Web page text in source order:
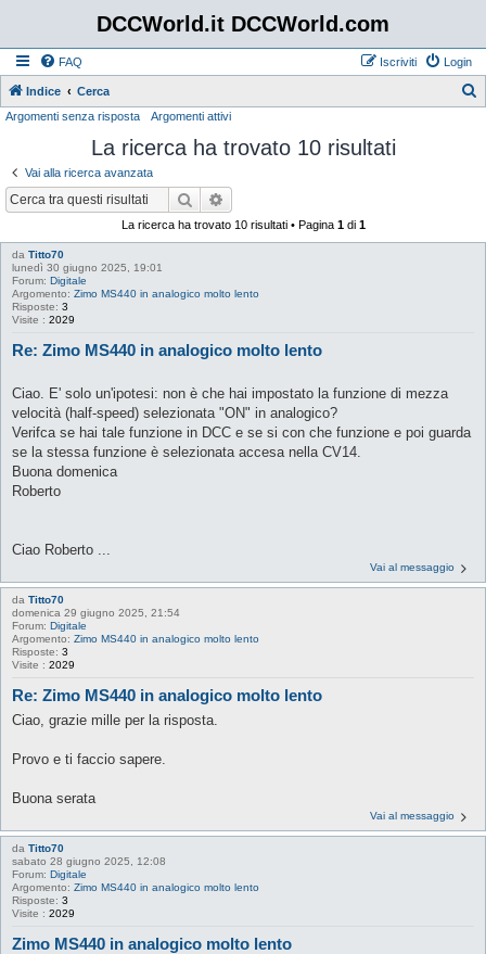
DCCWorld.it DCCWorld.com
FAQ Login
Iscriviti
Indice Cerca
Argomenti senza risposta Argomenti attivi
La ricerca ha trovato 10 risultati
Vai alla ricerca avanzata
Cerca
La ricerca ha trovato 10 risultati • Pagina 1di 1
da Titto70
lunedì 30 giugno 2025, 19:01
Forum: Digitale
Argomento: Zimo MS440 in analogico molto lento
Risposte: 3
Visite : 2029
Re: Zimo MS440 in analogico molto lento
Ciao. E' solo un'ipotesi: non è che hai impostato la funzione di mezza
velocità (half-speed) selezionata "ON" in analogico?
Verifca se hai tale funzione in DCC e se si con che funzione e poi guarda
se la stessa funzione è selezionata accesa nella CV14.
Buona domenica
Roberto
Ciao Roberto ...
Vai al messaggio
da Titto70
domenica 29 giugno 2025, 21:54
Forum: Digitale
Argomento: Zimo MS440 in analogico molto lento
Risposte: 3
Visite : 2029
Re: Zimo MS440 in analogico molto lento
Ciao, grazie mille per la risposta.
Provo e ti faccio sapere.
Buona serata
Vai al messaggio
da Titto70
sabato 28 giugno 2025, 12:08
Forum: Digitale
Argomento: Zimo MS440 in analogico molto lento
Risposte: 3
Visite : 2029
Zimo MS440 in analogico molto lento